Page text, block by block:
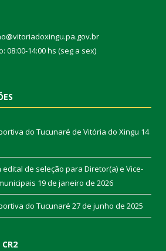
14:00 hs (seg a sex)
do Tucunaré de Vitória do Xingu 14
de seleção para Diretor(a) e Vice-
19 de janeiro de 2026
do Tucunaré 27 de junho de 2025